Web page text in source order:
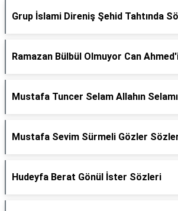
Grup İslami Direniş Şehid Tahtında
Ramazan Bülbül Olmuyor Can
Mustafa Tuncer Selam Allahın
Mustafa Sevim Sürmeli Gözler
Hudeyfa Berat Gönül İster Sözleri